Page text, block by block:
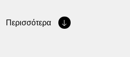
Περισσότερα